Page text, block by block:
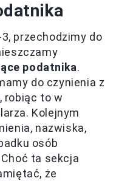
przechodzimy do
podatnika.
do czynienia z
robiąc to w
Kolejnym
nazwiska,
osób
ta sekcja
że